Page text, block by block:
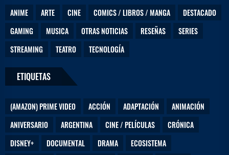
ANIME ARTE CINE COMICS / LIBROS / MANGA
DESTACADO
GAMING
MUSICA OTRAS NOTICIAS RESEÑAS
SERIES
STREAMING
TEATRO TECNOLOGÍA
ETIQUETAS
(AMAZON) PRIME VIDEO ACCIÓN ADAPTACIÓN
ANIMACIÓN
ANIVERSARIO
ARGENTINA CINE / PELÍCULAS
CRÓNICA
DISNEY+
DOCUMENTAL DRAMA
ECOSISTEMA